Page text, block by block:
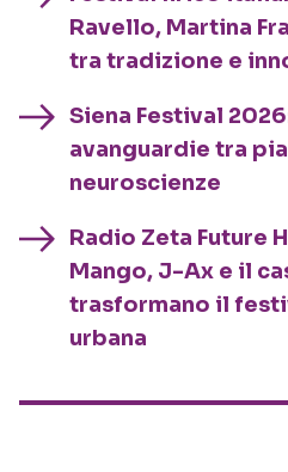
Ravello, Martina
tra tradizione e
Siena Festival
avanguardie tra
neuroscienze
Radio Zeta Future
Mango, J-Ax e il
trasformano il
urbana